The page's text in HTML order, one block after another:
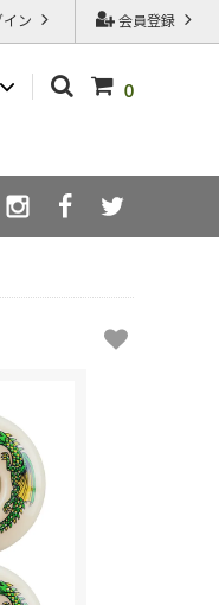
会員登録
イン
0